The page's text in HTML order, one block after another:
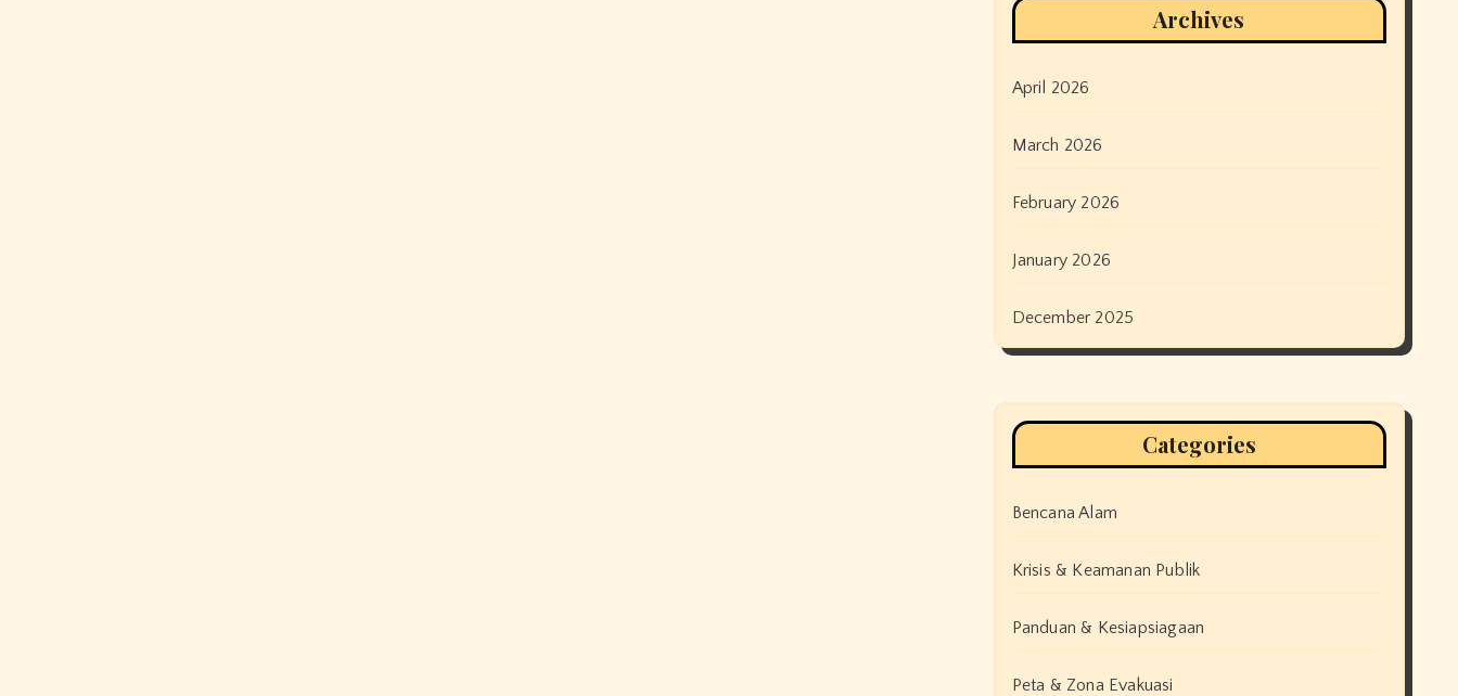
Archives
April 2026
March 2026
February 2026
January 2026
December 2025
Categories
Bencana Alam
Krisis & Keamanan Publik
Panduan & Kesiapsiagaan
Peta & Zona Evakuasi